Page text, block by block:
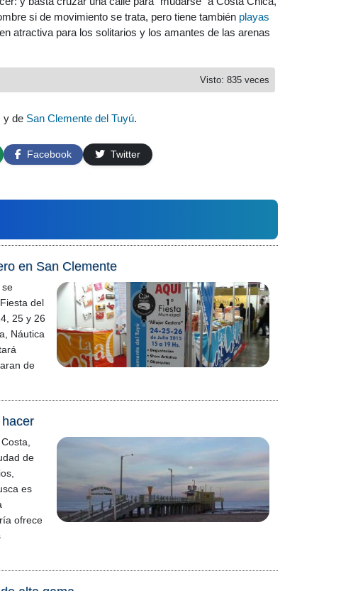
si de movimiento se trata, pero tiene también playas
atractiva para los solitarios y los amantes de las arenas
Visto: 835 veces
y de San Clemente del Tuyú.
Facebook Twitter
en San Clemente
se
del
25 y 26
Náutica
de
de
es
ofrece